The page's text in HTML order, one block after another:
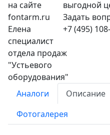
+7 (495)
Аналоги Описание
Фотогалерея